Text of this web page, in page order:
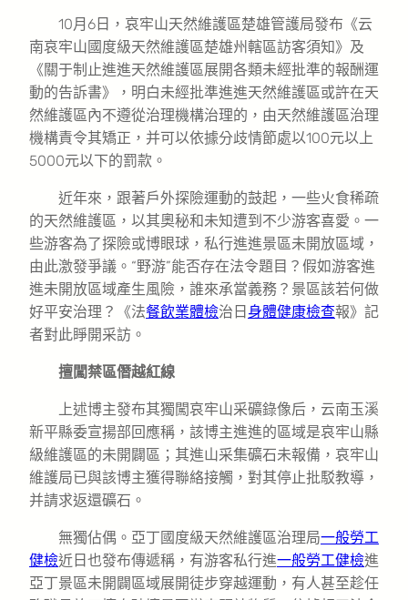
10月6日，哀牢山天然維護區楚雄管護局發布《云
南哀牢山國度級天然維護區楚雄州轄區訪客須知》及
《關于制止進進天然維護區展開各類未經批準的報酬運
動的告訴書》，明白未經批準進進天然維護區或許在天
然維護區內不遵從治理機構治理的，由天然維護區治理
機構責令其矯正，并可以依據分歧情節處以100元以上
5000元以下的罰款。
近年來，跟著戶外探險運動的鼓起，一些火食稀疏
的天然維護區，以其奧秘和未知遭到不少游客喜愛。一
些游客為了探險或博眼球，私行進進景區未開放區域，
由此激發爭議。“野游”能否存在法令題目？假如游客進
進未開放區域產生風險，誰來承當義務？景區該若何做
好平安治理？《法餐飲業體檢治日 身體健康檢查報》記
者對此睜開采訪。
擅闖禁區僭越紅線
上述博主發布其獨闖哀牢山采礦錄像后，云南玉溪
新平縣委宣揚部回應稱，該博主進進的區域是哀牢山縣
級維護區的未開闢區；其進山采集礦石未報備，哀牢山
維護局已與該博主獲得聯絡接觸，對其停止批駁教導，
并請求返還礦石。
無獨佔偶。亞丁國度級天然維護區治理局一般勞工
健檢近日也發布傳遞稱，有游客私行進一般勞工健檢進
亞丁景區未開闢區域展開徒步穿越運動，有人甚至趁任